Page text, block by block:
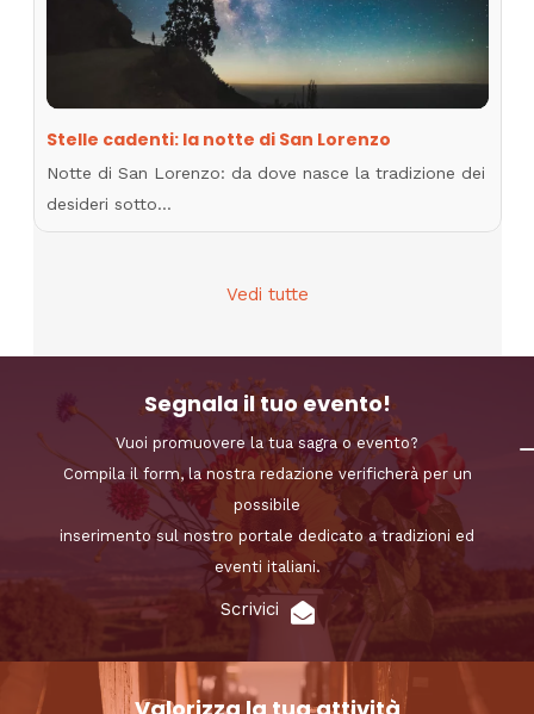
Stelle cadenti: la notte di San Lorenzo
Notte di San Lorenzo: da dove nasce la tradizione dei
desideri sotto…
Vedi tutte
Segnala il tuo evento!
Vuoi promuovere la tua sagra o evento?
Compila il form, la nostra redazione verificherà per un
possibile
inserimento sul nostro portale dedicato a tradizioni ed
eventi italiani.
Scrivici